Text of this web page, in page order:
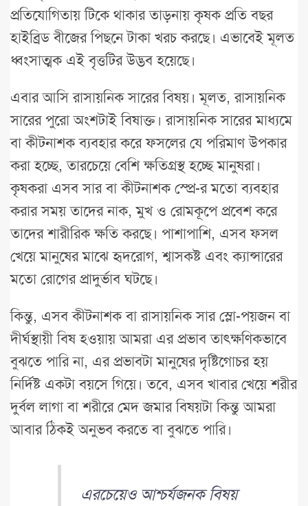
প্রতিযোগিতায় টিকে থাকার তাড়নায় কৃষক প্রতি বছর
হাইব্রিড বীজের পিছনে টাকা খরচ করছে। এভাবেই মূলত
ধ্বংসাত্মক এই বৃত্তটির উদ্ভব হয়েছে।
এবার আসি রাসায়নিক সারের বিষয়। মূলত, রাসায়নিক
সারের পুরো অংশটাই বিষাক্ত। রাসায়নিক সারের মাধ্যমে
বা কীটনাশক ব্যবহার করে ফসলের যে পরিমাণ উপকার
করা হচ্ছে, তারচেয়ে বেশি ক্ষতিগ্রস্থ হচ্ছে মানুষরা।
কৃষকরা এসব সার বা কীটনাশক স্প্রে-র মতো ব্যবহার
করার সময় তাদের নাক, মুখ ও রোমকূপে প্রবেশ করে
তাদের শারীরিক ক্ষতি করছে। পাশাপাশি, এসব ফসল
খেয়ে মানুষের মাঝে হৃদরোগ, শ্বাসকষ্ট এবং ক্যান্সারের
মতো রোগের প্রাদুর্ভাব ঘটছে।
কিন্তু, এসব কীটনাশক বা রাসায়নিক সার স্লো-পয়জন বা
দীর্ঘস্থায়ী বিষ হওয়ায় আমরা এর প্রভাব তাৎক্ষণিকভাবে
বুঝতে পারি না, এর প্রভাবটা মানুষের দৃষ্টিগোচর হয়
নির্দিষ্ট একটা বয়সে গিয়ে। তবে, এসব খাবার খেয়ে শরীর
দুর্বল লাগা বা শরীরে মেদ জমার বিষয়টা কিন্তু আমরা
আবার ঠিকই অনুভব করতে বা বুঝতে পারি।
এরচেয়েও আশ্চর্যজনক বিষয়